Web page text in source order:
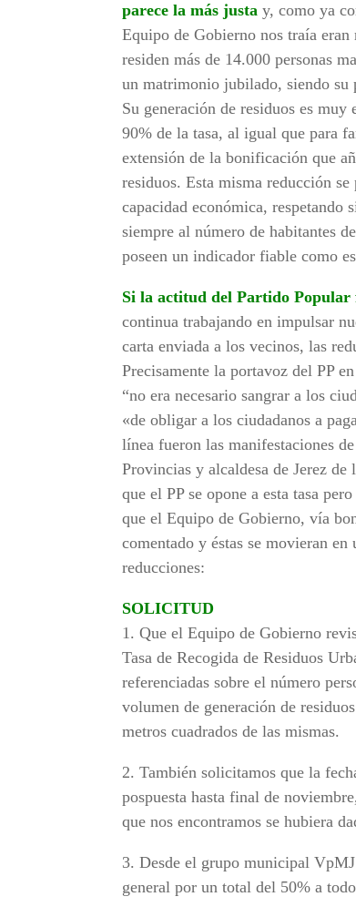
parece la más justa y, como ya
Equipo de Gobierno nos traía
residen más de 14.000 personas
un matrimonio jubilado, siendo su
Su generación de residuos es
90% de la tasa, al igual que para
extensión de la bonificación que
residuos. Esta misma reducción
capacidad económica,
siempre al número de habitantes
poseen un indicador fiable como
Si la actitud del Partido Popular
continua trabajando en impulsar
carta enviada a los vecinos, las
Precisamente la portavoz del PP
“no era necesario sangrar a los
«de obligar a los ciudadanos a
línea fueron las manifestaciones
Provincias y alcaldesa de Jerez
que el PP se opone a esta tasa
que el Equipo de Gobierno, vía
comentado y éstas se movieran
reducciones:
SOLICITUD
1. Que el Equipo de Gobierno
Tasa de Recogida de Residuos
referenciadas sobre el número
volumen de generación de
metros cuadrados de las mismas.
2. También solicitamos que la
pospuesta hasta final de
que nos encontramos se hubiera
3. Desde el grupo municipal
general por un total del 50% a